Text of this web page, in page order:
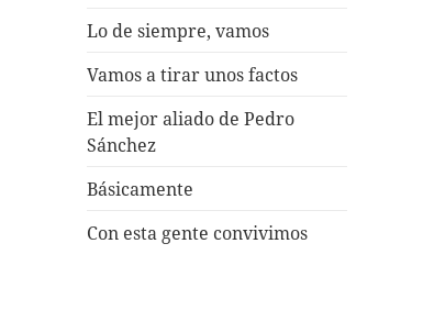
Lo de siempre, vamos
Vamos a tirar unos factos
El mejor aliado de Pedro
Sánchez
Básicamente
Con esta gente convivimos